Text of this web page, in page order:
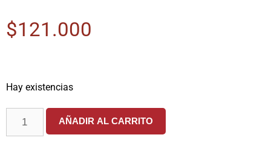
$121.000
Hay existencias
AÑADIR AL CARRITO